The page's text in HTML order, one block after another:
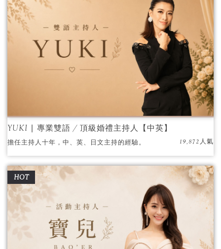
YUKI ∣ 專業雙語 / 頂級婚禮主持人【中英】
擔任主持人十年，中、英、日文主持的經驗。
持人，以及影音頻道Techalook擔任科技節目主
播和各大活動的主持人。
19,872人氣
HOT